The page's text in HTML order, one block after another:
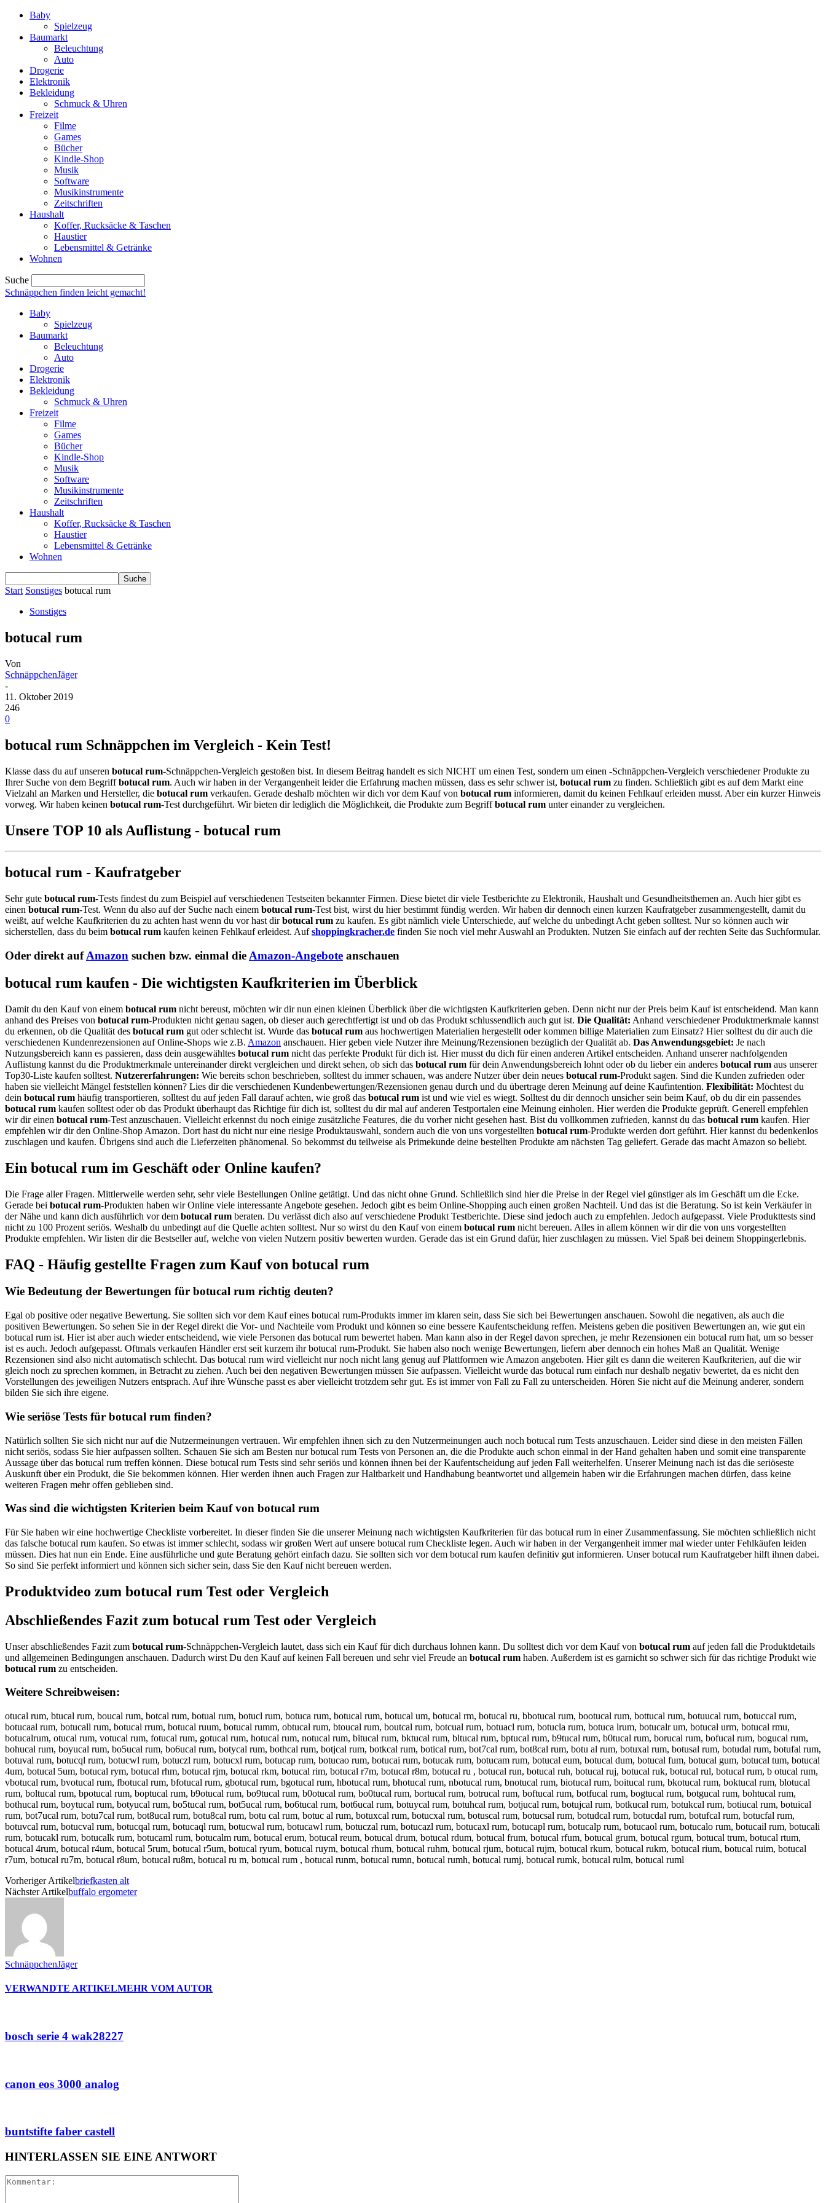
Baby
Spielzeug
Baumarkt
Beleuchtung
Auto
Drogerie
Elektronik
Bekleidung
Schmuck & Uhren
Freizeit
Filme
Games
Bücher
Kindle-Shop
Musik
Software
Musikinstrumente
Zeitschriften
Haushalt
Koffer, Rucksäcke & Taschen
Haustier
Lebensmittel & Getränke
Wohnen
Suche
Schnäppchen finden leicht gemacht!
Baby
Spielzeug
Baumarkt
Beleuchtung
Auto
Drogerie
Elektronik
Bekleidung
Schmuck & Uhren
Freizeit
Filme
Games
Bücher
Kindle-Shop
Musik
Software
Musikinstrumente
Zeitschriften
Haushalt
Koffer, Rucksäcke & Taschen
Haustier
Lebensmittel & Getränke
Wohnen
Start Sonstiges botucal rum
Sonstiges
botucal rum
Von
SchnäppchenJäger
-
11. Oktober 2019
246
0
botucal rum Schnäppchen im Vergleich - Kein Test!
Klasse dass du auf unseren botucal rum-Schnäppchen-Vergleich gestoßen bist. In diesem Beitrag handelt es sich NICHT um einen Test, sondern um einen -Schnäppchen-Vergleich verschiedener Produkte zu
Ihrer Suche von dem Begriffbotucal rum. Auch wir haben in der Vergangenheit leider die Erfahrung machen müssen, dass es sehr schwer ist, botucal rum zu finden. Schließlich gibt es auf dem Markt eine
Vielzahl an Marken und Hersteller, die botucal rum verkaufen. Gerade deshalb möchten wir dich vor dem Kauf von botucal rum informieren, damit du keinen Fehlkauf erleiden musst. Aber ein kurzer Hinweis
vorweg. Wir haben keinen botucal rum-Test durchgeführt. Wir bieten dir lediglich die Möglichkeit, die Produkte zum Begriffbotucal rum unter einander zu vergleichen.
Unsere TOP 10 als Auflistung - botucal rum
botucal rum - Kaufratgeber
Sehr gute botucal rum-Tests findest du zum Beispiel auf verschiedenen Testseiten bekannter Firmen. Diese bietet dir viele Testberichte zu Elektronik, Haushalt und Gesundheitsthemen an. Auch hier gibt es
einen botucal rum-Test. Wenn du also auf der Suche nach einem botucal rum-Test bist, wirst du hier bestimmt fündig werden. Wir haben dir dennoch einen kurzen Kaufratgeber zusammengestellt, damit du
weißt, auf welche Kaufkriterien du zu achten hast wenn du vor hast dirbotucal rum zu kaufen. Es gibt nämlich viele Unterschiede, auf welche du unbedingt Acht geben solltest. Nur so können auch wir
sicherstellen, dass du beim botucal rum kaufen keinen Fehlkauf erleidest. Aufshoppingkracher.de finden Sie noch viel mehr Auswahl an Produkten. Nutzen Sie einfach auf der rechten Seite das Suchformular.
Oder direkt aufAmazon suchen bzw. einmal die Amazon-Angebote anschauen
botucal rum kaufen - Die wichtigsten Kaufkriterien im Überblick
Damit du den Kauf von einem botucal rum nicht bereust, möchten wir dir nun einen kleinen Überblick über die wichtigsten Kaufkriterien geben. Denn nicht nur der Preis beim Kauf ist entscheidend. Man kann
anhand des Preises von botucal rum-Produkten nicht genau sagen, ob dieser auch gerechtfertigt ist und ob das Produkt schlussendlich auch gut ist. Die Qualität: Anhand verschiedener Produktmerkmale kannst
du erkennen, ob die Qualität des botucal rum gut oder schlecht ist. Wurde das botucal rum aus hochwertigen Materialien hergestellt oder kommen billige Materialien zum Einsatz? Hier solltest du dir auch die
verschiedenen Kundenrezensionen auf Online-Shops wie z.B. Amazon anschauen. Hier geben viele Nutzer ihre Meinung/Rezensionen bezüglich der Qualität ab. Das Anwendungsgebiet: Je nach
Nutzungsbereich kann es passieren, dass dein ausgewähltes botucal rum nicht das perfekte Produkt für dich ist. Hier musst du dich für einen anderen Artikel entscheiden. Anhand unserer nachfolgenden
Auflistung kannst du die Produktmerkmale untereinander direkt vergleichen und direkt sehen, ob sich das botucal rum für dein Anwendungsbereich lohnt oder ob du lieber ein anderes botucal rum aus unserer
Top30-Liste kaufen solltest. Nutzererfahrungen: Wie bereits schon beschrieben, solltest du immer schauen, was andere Nutzer über dein neues botucal rum-Produkt sagen. Sind die Kunden zufrieden oder
haben sie vielleicht Mängel feststellen können? Lies dir die verschiedenen Kundenbewertungen/Rezensionen genau durch und du übertrage deren Meinung auf deine Kaufintention. Flexibilität: Möchtest du
dein botucal rum häufig transportieren, solltest du auf jeden Fall darauf achten, wie groß das botucal rum ist und wie viel es wiegt. Solltest du dir dennoch unsicher sein beim Kauf, ob du dir ein passendes
botucal rum kaufen solltest oder ob das Produkt überhaupt das Richtige für dich ist, solltest du dir mal auf anderen Testportalen eine Meinung einholen. Hier werden die Produkte geprüft. Generell empfehlen
wir dir einen botucal rum-Test anzuschauen. Vielleicht erkennst du noch einige zusätzliche Features, die du vorher nicht gesehen hast. Bist du vollkommen zufrieden, kannst du das botucal rum kaufen. Hier
empfehlen wir dir den Online-Shop Amazon. Dort hast du nicht nur eine riesige Produktauswahl, sondern auch die von uns vorgestellten botucal rum-Produkte werden dort geführt. Hier kannst du bedenkenlos
zuschlagen und kaufen. Übrigens sind auch die Lieferzeiten phänomenal. So bekommst du teilweise als Primekunde deine bestellten Produkte am nächsten Tag geliefert. Gerade das macht Amazon so beliebt.
Ein botucal rum im Geschäft oder Online kaufen?
Die Frage aller Fragen. Mittlerweile werden sehr, sehr viele Bestellungen Online getätigt. Und das nicht ohne Grund. Schließlich sind hier die Preise in der Regel viel günstiger als im Geschäft um die Ecke.
Gerade bei botucal rum-Produkten haben wir Online viele interessante Angebote gesehen. Jedoch gibt es beim Online-Shopping auch einen großen Nachteil. Und das ist die Beratung. So ist kein Verkäufer in
der Nähe und kann dich ausführlich vor dem botucal rum beraten. Du verlässt dich also auf verschiedene Produkt Testberichte. Diese sind jedoch auch zu empfehlen. Jedoch aufgepasst. Viele Produkttests sind
nicht zu 100 Prozent seriös. Weshalb du unbedingt auf die Quelle achten solltest. Nur so wirst du den Kauf von einem botucal rum nicht bereuen. Alles in allem können wir dir die von uns vorgestellten
Produkte empfehlen. Wir listen dir die Bestseller auf, welche von vielen Nutzern positiv bewerten wurden. Gerade das ist ein Grund dafür, hier zuschlagen zu müssen. Viel Spaß bei deinem Shoppingerlebnis.
FAQ - Häufig gestellte Fragen zum Kauf von botucal rum
Wie Bedeutung der Bewertungen für botucal rum richtig deuten?
Egal ob positive oder negative Bewertung. Sie sollten sich vor dem Kauf eines botucal rum-Produkts immer im klaren sein, dass Sie sich bei Bewertungen anschauen. Sowohl die negativen, als auch die
positiven Bewertungen. So sehen Sie in der Regel direkt die Vor- und Nachteile vom Produkt und können so eine bessere Kaufentscheidung reffen. Meistens geben die positiven Bewertungen an, wie gut ein
botucal rum ist. Hier ist aber auch wieder entscheidend, wie viele Personen das botucal rum bewertet haben. Man kann also in der Regel davon sprechen, je mehr Rezensionen ein botucal rum hat, um so besser
ist es auch. Jedoch aufgepasst. Oftmals verkaufen Händler erst seit kurzem ihr botucal rum-Produkt. Sie haben also noch wenige Bewertungen, liefern aber dennoch ein hohes Maß an Qualität. Wenige
Rezensionen sind also nicht automatisch schlecht. Das botucal rum wird vielleicht nur noch nicht lang genug auf Plattformen wie Amazon angeboten. Hier gilt es dann die weiteren Kaufkriterien, auf die wir
gleich noch zu sprechen kommen, in Betracht zu ziehen. Auch bei den negativen Bewertungen müssen Sie aufpassen. Vielleicht wurde das botucal rum einfach nur deshalb negativ bewertet, da es nicht den
Vorstellungen des jeweiligen Nutzers entsprach. Auf ihre Wünsche passt es aber vielleicht trotzdem sehr gut. Es ist immer von Fall zu Fall zu unterscheiden. Hören Sie nicht auf die Meinung anderer, sondern
bilden Sie sich ihre eigene.
Wie seriöse Tests für botucal rum finden?
Natürlich sollten Sie sich nicht nur auf die Nutzermeinungen vertrauen. Wir empfehlen ihnen sich zu den Nutzermeinungen auch noch botucal rum Tests anzuschauen. Leider sind diese in den meisten Fällen
nicht seriös, sodass Sie hier aufpassen sollten. Schauen Sie sich am Besten nur botucal rum Tests von Personen an, die die Produkte auch schon einmal in der Hand gehalten haben und somit eine transparente
Aussage über das botucal rum treffen können. Diese botucal rum Tests sind sehr seriös und können ihnen bei der Kaufentscheidung auf jeden Fall weiterhelfen. Unserer Meinung nach ist das die seriöseste
Auskunft über ein Produkt, die Sie bekommen können. Hier werden ihnen auch Fragen zur Haltbarkeit und Handhabung beantwortet und allgemein haben wir die Erfahrungen machen dürfen, dass keine
weiteren Fragen mehr offen geblieben sind.
Was sind die wichtigsten Kriterien beim Kauf von botucal rum
Für Sie haben wir eine hochwertige Checkliste vorbereitet. In dieser finden Sie die unserer Meinung nach wichtigsten Kaufkriterien für das botucal rum in einer Zusammenfassung. Sie möchten schließlich nicht
das falsche botucal rum kaufen. So etwas ist immer schlecht, sodass wir großen Wert auf unsere botucal rum Checkliste legen. Auch wir haben in der Vergangenheit immer mal wieder unter Fehlkäufen leiden
müssen. Dies hat nun ein Ende. Eine ausführliche und gute Beratung gehört einfach dazu. Sie sollten sich vor dem botucal rum kaufen definitiv gut informieren. Unser botucal rum Kaufratgeber hilft ihnen dabei.
So sind Sie perfekt informiert und können sich sicher sein, dass Sie den Kauf nicht bereuen werden.
Produktvideo zum botucal rum Test oder Vergleich
Abschließendes Fazit zum botucal rum Test oder Vergleich
Unser abschließendes Fazit zum botucal rum-Schnäppchen-Vergleich lautet, dass sich ein Kauf für dich durchaus lohnen kann. Du solltest dich vor dem Kauf von botucal rum auf jeden fall die Produktdetails
und allgemeinen Bedingungen anschauen. Dadurch wirst Du den Kauf auf keinen Fall bereuen und sehr viel Freude an botucal rum haben. Außerdem ist es garnicht so schwer sich für das richtige Produkt wie
botucal rum zu entscheiden.
Weitere Schreibweisen:
otucal rum, btucal rum, boucal rum, botcal rum, botual rum, botucl rum, botuca rum, botucal rum, botucal um, botucal rm, botucal ru, bbotucal rum, bootucal rum, bottucal rum, botuucal rum, botuccal rum,
botucaal rum, botucall rum, botucal rrum, botucal ruum, botucal rumm, obtucal rum, btoucal rum, boutcal rum, botcual rum, botuacl rum, botucla rum, botuca lrum, botucalr um, botucal urm, botucal rmu,
botucalrum, otucal rum, votucal rum, fotucal rum, gotucal rum, hotucal rum, notucal rum, bitucal rum, bktucal rum, bltucal rum, bptucal rum, b9tucal rum, b0tucal rum, borucal rum, bofucal rum, bogucal rum,
bohucal rum, boyucal rum, bo5ucal rum, bo6ucal rum, botycal rum, bothcal rum, botjcal rum, botkcal rum, botical rum, bot7cal rum, bot8cal rum, botu al rum, botuxal rum, botusal rum, botudal rum, botufal rum,
botuval rum, botucql rum, botucwl rum, botuczl rum, botucxl rum, botucap rum, botucao rum, botucai rum, botucak rum, botucam rum, botucal eum, botucal dum, botucal fum, botucal gum, botucal tum, botucal
4um, botucal 5um, botucal rym, botucal rhm, botucal rjm, botucal rkm, botucal rim, botucal r7m, botucal r8m, botucal ru , botucal run, botucal ruh, botucal ruj, botucal ruk, botucal rul, botucal rum, b otucal rum,
vbotucal rum, bvotucal rum, fbotucal rum, bfotucal rum, gbotucal rum, bgotucal rum, hbotucal rum, bhotucal rum, nbotucal rum, bnotucal rum, biotucal rum, boitucal rum, bkotucal rum, boktucal rum, blotucal
rum, boltucal rum, bpotucal rum, boptucal rum, b9otucal rum, bo9tucal rum, b0otucal rum, bo0tucal rum, bortucal rum, botrucal rum, boftucal rum, botfucal rum, bogtucal rum, botgucal rum, bohtucal rum,
bothucal rum, boytucal rum, botyucal rum, bo5tucal rum, bot5ucal rum, bo6tucal rum, bot6ucal rum, botuycal rum, botuhcal rum, botjucal rum, botujcal rum, botkucal rum, botukcal rum, botiucal rum, botuical
rum, bot7ucal rum, botu7cal rum, bot8ucal rum, botu8cal rum, botu cal rum, botuc al rum, botuxcal rum, botucxal rum, botuscal rum, botucsal rum, botudcal rum, botucdal rum, botufcal rum, botucfal rum,
botuvcal rum, botucval rum, botucqal rum, botucaql rum, botucwal rum, botucawl rum, botuczal rum, botucazl rum, botucaxl rum, botucapl rum, botucalp rum, botucaol rum, botucalo rum, botucail rum, botucali
rum, botucakl rum, botucalk rum, botucaml rum, botucalm rum, botucal erum, botucal reum, botucal drum, botucal rdum, botucal frum, botucal rfum, botucal grum, botucal rgum, botucal trum, botucal rtum,
botucal 4rum, botucal r4um, botucal 5rum, botucal r5um, botucal ryum, botucal ruym, botucal rhum, botucal ruhm, botucal rjum, botucal rujm, botucal rkum, botucal rukm, botucal rium, botucal ruim, botucal
r7um, botucal ru7m, botucal r8um, botucal ru8m, botucal ru m, botucal rum , botucal runm, botucal rumn, botucal rumh, botucal rumj, botucal rumk, botucal rulm, botucal ruml
Vorheriger Artikelbriefkasten alt
Nächster Artikelbuffalo ergometer
SchnäppchenJäger
VERWANDTE ARTIKELMEHR VOM AUTOR
bosch serie 4 wak28227
canon eos 3000 analog
buntstifte faber castell
HINTERLASSEN SIE EINE ANTWORT